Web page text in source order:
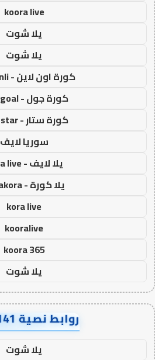
koora live
يلا شوت
يلا شوت
كورة اون لاين - kora onli
كورة جول - kora goal
كورة ستار - kora star
سوريا لايف
يلا لايف - yalla live
يلا كورة - yallakora
kora live
kooralive
koora 365
يلا شوت
روابط نصية AA90141
يلا شوت